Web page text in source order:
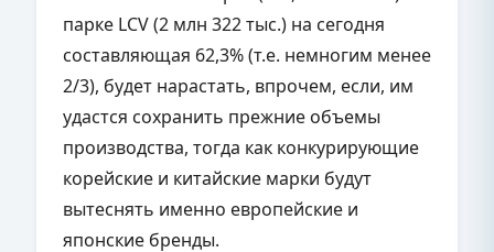
парке LCV (2 млн 322 тыс.) на сегодня
составляющая 62,3% (т.е. немногим менее
2/3), будет нарастать, впрочем, если, им
удастся сохранить прежние объемы
производства, тогда как конкурирующие
корейские и китайские марки будут
вытеснять именно европейские и
японские бренды.